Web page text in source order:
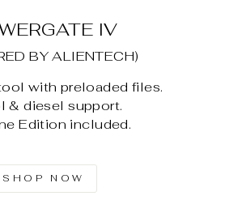
IV
BY ALIENTECH)
with preloaded files.
& diesel support.
Edition included.
SHOP NOW